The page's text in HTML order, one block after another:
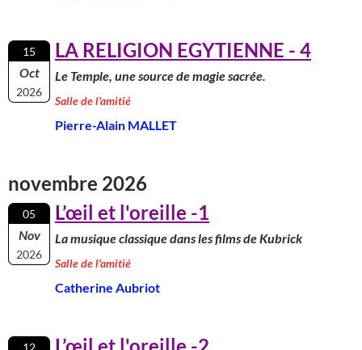
15
Oct
2026
LA RELIGION EGYTIENNE - 4
Le Temple, une source de magie sacrée.
Salle de l'amitié
Pierre-Alain MALLET
novembre 2026
05
Nov
2026
L’œil et l'oreille -1
La musique classique dans les films de Kubrick
Salle de l'amitié
Catherine Aubriot
12